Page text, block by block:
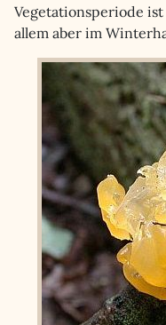
Vegetationsperiode
allem aber im